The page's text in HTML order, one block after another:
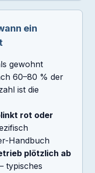
ein
gewohnt
60–80 % der
ist die
rot oder
Handbuch
plötzlich ab
typisches